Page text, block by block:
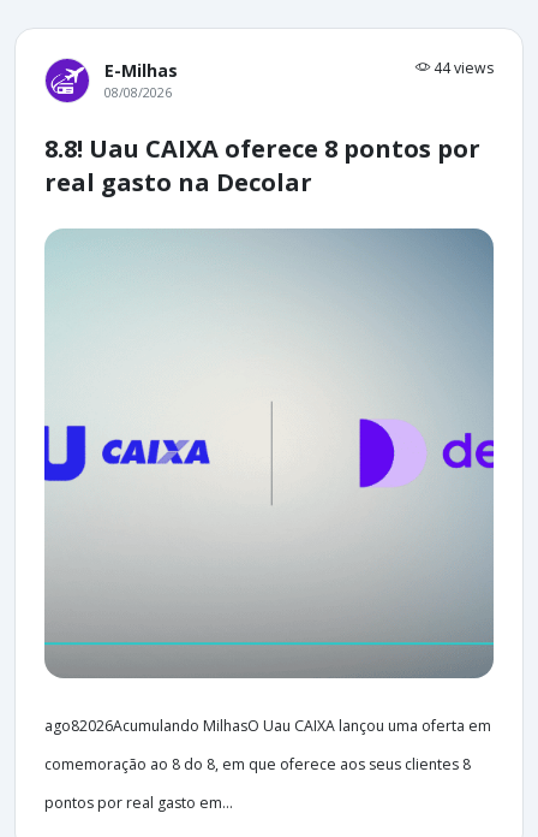
E-Milhas 44 views
08/08/2026
8.8! Uau CAIXA oferece 8 pontos por
real gasto na Decolar
ago82026Acumulando MilhasO Uau CAIXA lançou uma oferta em
comemoração ao 8 do 8, em que oferece aos seus clientes 8
pontos por real gasto em...